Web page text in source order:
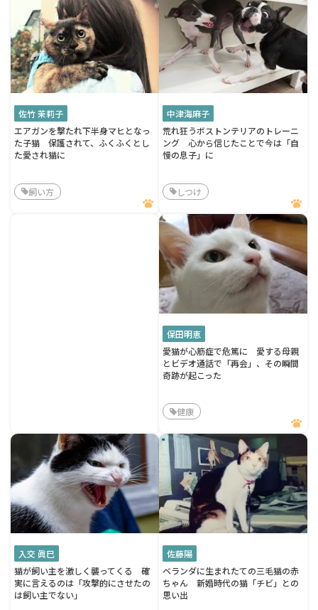
佐竹 茉莉子
エアガンを撃たれ下半身マヒとなっ
た子猫 保護されて、ふくふくとし
た愛され猫に
飼い方
中津海麻子
荒れ狂うボストンテリアのトレーニ
ング 心から信じたことで今は「自
慢の息子」に
しつけ
保田明恵
愛猫が心筋症で危篤に 愛する母親
とビデオ通話で「再会」、その瞬間
奇跡が起こった
健康
入交 眞巳
猫が飼い主を激しく襲ってくる 確
実に言えるのは「攻撃的にさせたの
は飼い主でない」
佐藤陽
ベランダに生まれたての三毛猫の赤
ちゃん 新婚時代の猫「チビ」との
思い出